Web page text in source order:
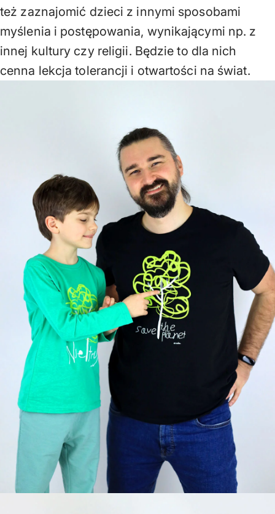
też zaznajomić dzieci z innymi sposobami
myślenia i postępowania, wynikającymi np. z
innej kultury czy religii. Będzie to dla nich
cenna lekcja tolerancji i otwartości na świat.